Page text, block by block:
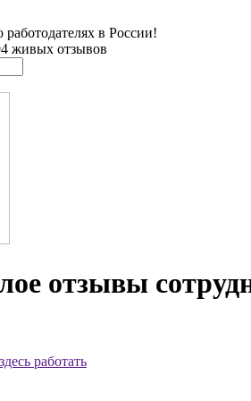
в России!
живых отзывов
отзывы
работать